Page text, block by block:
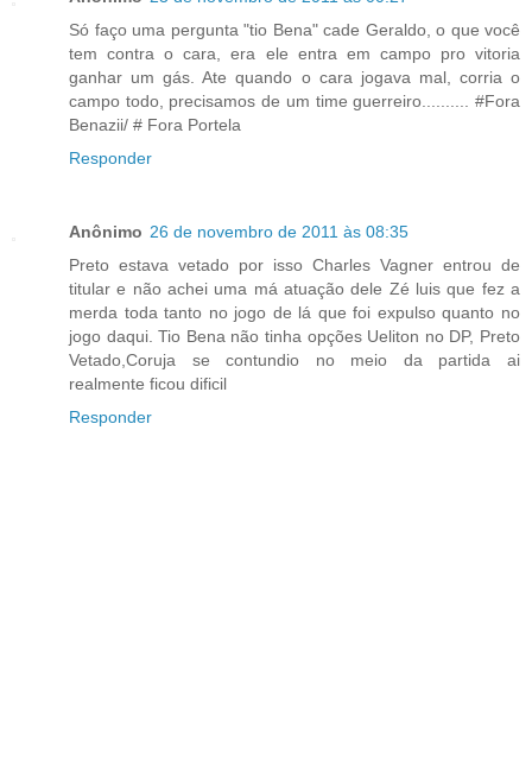
Só faço uma pergunta "tio Bena" cade Geraldo, o que você
tem contra o cara, era ele entra em campo pro vitoria
ganhar um gás. Ate quando o cara jogava mal, corria o
campo todo, precisamos de um time guerreiro.......... #Fora
Benazii/ # Fora Portela
Responder
Anônimo 26 de novembro de 2011 às 08:35
Preto estava vetado por isso Charles Vagner entrou de
titular e não achei uma má atuação dele Zé luis que fez a
merda toda tanto no jogo de lá que foi expulso quanto no
jogo daqui. Tio Bena não tinha opções Ueliton no DP, Preto
Vetado,Coruja se contundio no meio da partida ai
realmente ficou dificil
Responder